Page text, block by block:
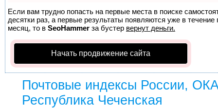
Если вам трудно попасть на первые места в поиске
десятки раз, а первые результаты появляются уже в
месяц, то в SeoHammer за бустер вернут деньги.
Начать продвижение сайта
Почтовые индексы России,
Республика Чеченская